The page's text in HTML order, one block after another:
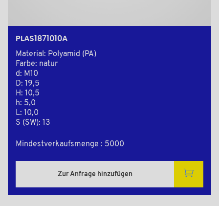
PLAS1871010A
Material: Polyamid (PA)
Farbe: natur
d: M10
D: 19,5
H: 10,5
h: 5,0
L: 10,0
S (SW): 13
Mindestverkaufsmenge : 5000
Zur Anfrage hinzufügen